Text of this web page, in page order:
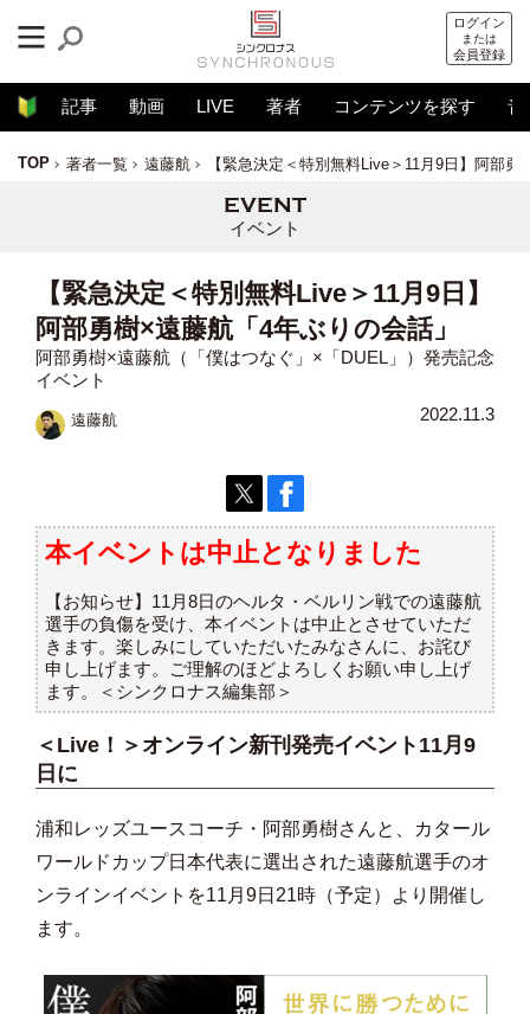
ログイン
または
会員登録
記事 動画 LIVE 著者 コンテンツを探す 音
TOP 著者一覧 遠藤航 【緊急決定＜特別無料Live＞11月9日】阿部
イベント
【緊急決定＜特別無料Live＞11月9日】
阿部勇樹×遠藤航「4年ぶりの会話」
阿部勇樹×遠藤航（「僕はつなぐ」×「DUEL」）発売記念
イベント
遠藤航 2022.11.3
本イベントは中止となりました
【お知らせ】11月8日のヘルタ・ベルリン戦での遠藤航
選手の負傷を受け、本イベントは中止とさせていただ
きます。楽しみにしていただいたみなさんに、お詫び
申し上げます。ご理解のほどよろしくお願い申し上げ
ます。＜シンクロナス編集部＞
＜Live！＞オンライン新刊発売イベント11月9
日に
浦和レッズユースコーチ・阿部勇樹さんと、カタール
ワールドカップ日本代表に選出された遠藤航選手のオ
ンラインイベントを11月9日21時（予定）より開催し
ます。